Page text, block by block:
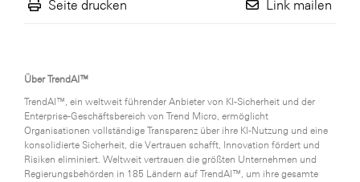
Seite drucken Link mailen
Über TrendAI™
TrendAI™, ein weltweit führender Anbieter von KI-Sicherheit und der
Enterprise-Geschäftsbereich von Trend Micro, ermöglicht
Organisationen vollständige Transparenz über ihre KI-Nutzung und eine
konsolidierte Sicherheit, die Vertrauen schafft, Innovation fördert und
Risiken eliminiert. Weltweit vertrauen die größten Unternehmen und
Regierungsbehörden in 185 Ländern auf TrendAI™, um ihre gesamte